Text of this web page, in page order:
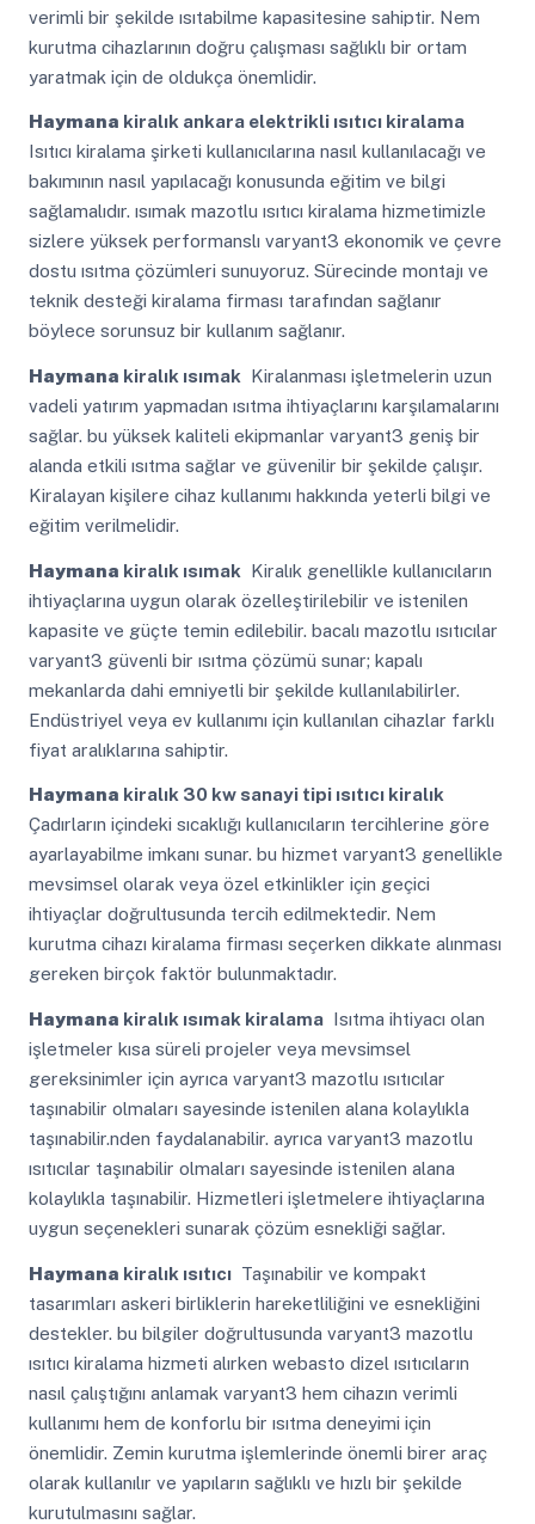
verimli bir şekilde ısıtabilme kapasitesine sahiptir. Nem
kurutma cihazlarının doğru çalışması sağlıklı bir ortam
yaratmak için de oldukça önemlidir.
Haymana kiralık ankara elektrikli ısıtıcı kiralama
Isıtıcı kiralama şirketi kullanıcılarına nasıl kullanılacağı ve
bakımının nasıl yapılacağı konusunda eğitim ve bilgi
sağlamalıdır. ısımak mazotlu ısıtıcı kiralama hizmetimizle
sizlere yüksek performanslı varyant3 ekonomik ve çevre
dostu ısıtma çözümleri sunuyoruz. Sürecinde montajı ve
teknik desteği kiralama firması tarafından sağlanır
böylece sorunsuz bir kullanım sağlanır.
Haymana kiralık ısımak Kiralanması işletmelerin uzun
vadeli yatırım yapmadan ısıtma ihtiyaçlarını karşılamalarını
sağlar. bu yüksek kaliteli ekipmanlar varyant3 geniş bir
alanda etkili ısıtma sağlar ve güvenilir bir şekilde çalışır.
Kiralayan kişilere cihaz kullanımı hakkında yeterli bilgi ve
eğitim verilmelidir.
Haymana kiralık ısımak Kiralık genellikle kullanıcıların
ihtiyaçlarına uygun olarak özelleştirilebilir ve istenilen
kapasite ve güçte temin edilebilir. bacalı mazotlu ısıtıcılar
varyant3 güvenli bir ısıtma çözümü sunar; kapalı
mekanlarda dahi emniyetli bir şekilde kullanılabilirler.
Endüstriyel veya ev kullanımı için kullanılan cihazlar farklı
fiyat aralıklarına sahiptir.
Haymana kiralık 30 kw sanayi tipi ısıtıcı kiralık
Çadırların içindeki sıcaklığı kullanıcıların tercihlerine göre
ayarlayabilme imkanı sunar. bu hizmet varyant3 genellikle
mevsimsel olarak veya özel etkinlikler için geçici
ihtiyaçlar doğrultusunda tercih edilmektedir. Nem
kurutma cihazı kiralama firması seçerken dikkate alınması
gereken birçok faktör bulunmaktadır.
Haymana kiralık ısımak kiralamaIsıtma ihtiyacı olan
işletmeler kısa süreli projeler veya mevsimsel
gereksinimler için ayrıca varyant3 mazotlu ısıtıcılar
taşınabilir olmaları sayesinde istenilen alana kolaylıkla
taşınabilir.nden faydalanabilir. ayrıca varyant3 mazotlu
ısıtıcılar taşınabilir olmaları sayesinde istenilen alana
kolaylıkla taşınabilir. Hizmetleri işletmelere ihtiyaçlarına
uygun seçenekleri sunarak çözüm esnekliği sağlar.
Haymana kiralık ısıtıcıTaşınabilir ve kompakt
tasarımları askeri birliklerin hareketliliğini ve esnekliğini
destekler. bu bilgiler doğrultusunda varyant3 mazotlu
ısıtıcı kiralama hizmeti alırken webasto dizel ısıtıcıların
nasıl çalıştığını anlamak varyant3 hem cihazın verimli
kullanımı hem de konforlu bir ısıtma deneyimi için
önemlidir. Zemin kurutma işlemlerinde önemli birer araç
olarak kullanılır ve yapıların sağlıklı ve hızlı bir şekilde
kurutulmasını sağlar.